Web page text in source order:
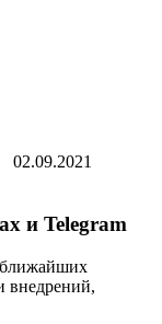
02.09.2021
и Telegram
ближайших
внедрений,